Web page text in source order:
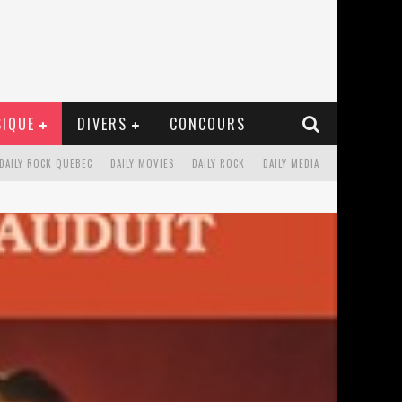
DIVERS CONCOURS
DAILY MEDIA
DAILY ROCK
DAILY MOVIES
DAILY ROCK QUEBEC